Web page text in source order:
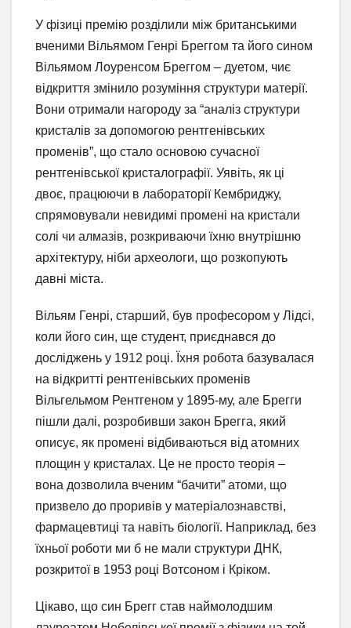
У фізиці премію розділили між британськими
вченими Вільямом Генрі Бреггом та його сином
Вільямом Лоуренсом Бреггом – дуетом, чиє
відкриття змінило розуміння структури матерії.
Вони отримали нагороду за “аналіз структури
кристалів за допомогою рентгенівських
променів”, що стало основою сучасної
рентгенівської кристалографії. Уявіть, як ці
двоє, працюючи в лабораторії Кембриджу,
спрямовували невидимі промені на кристали
солі чи алмазів, розкриваючи їхню внутрішню
архітектуру, ніби археологи, що розкопують
давні міста.
Вільям Генрі, старший, був професором у Лідсі,
коли його син, ще студент, приєднався до
досліджень у 1912 році. Їхня робота базувалася
на відкритті рентгенівських променів
Вільгельмом Рентгеном у 1895-му, але Брегги
пішли далі, розробивши закон Брегга, який
описує, як промені відбиваються від атомних
площин у кристалах. Це не просто теорія –
вона дозволила вченим “бачити” атоми, що
призвело до проривів у матеріалознавстві,
фармацевтиці та навіть біології. Наприклад, без
їхньої роботи ми б не мали структури ДНК,
розкритої в 1953 році Вотсоном і Кріком.
Цікаво, що син Брегг став наймолодшим